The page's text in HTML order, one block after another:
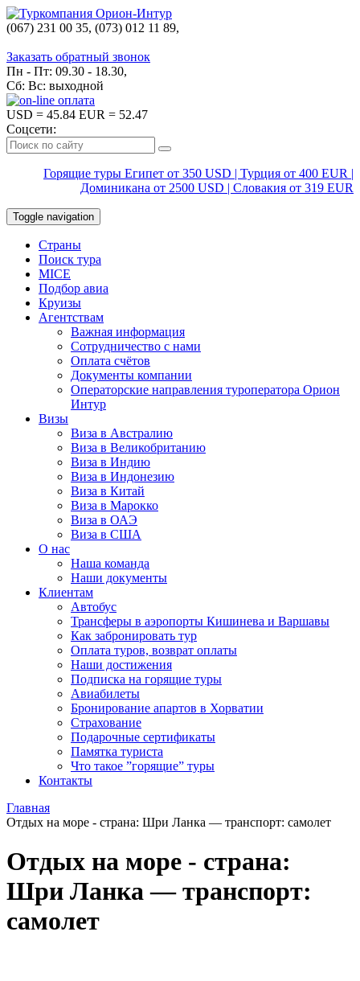
(067) 231 00 35, (073) 012 11 89,
Заказать обратный звонок
Пн - Пт: 09.30 - 18.30,
Сб: Вс: выходной
USD = 45.84 EUR = 52.47
Соцсети:
Горящие туры Египет от 350 USD | Турция от 400 EUR |
Доминикана от 2500 USD | Словакия от 319 EUR
Toggle navigation
Страны
Поиск тура
MICE
Подбор авиа
Круизы
Агентствам
Важная информация
Сотрудничество с нами
Оплата счётов
Документы компании
Операторские направления туроператора Орион
Интур
Визы
Виза в Австралию
Виза в Великобританию
Виза в Индию
Виза в Индонезию
Виза в Китай
Виза в Марокко
Виза в ОАЭ
Виза в США
О нас
Наша команда
Наши документы
Клиентам
Автобус
Трансферы в аэропорты Кишинева и Варшавы
Как забронировать тур
Оплата туров, возврат оплаты
Наши достижения
Подписка на горящие туры
Авиабилеты
Бронирование апартов в Хорватии
Страхование
Подарочные сертификаты
Памятка туриста
Что такое ”горящие” туры
Контакты
Главная
Отдых на море - страна: Шри Ланка — транспорт: самолет
Отдых на море - страна:
Шри Ланка — транспорт:
самолет